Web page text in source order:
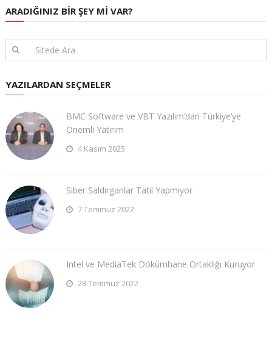
ARADIĞINIZ BIR ŞEY MI VAR?
YAZILARDAN SEÇMELER
BMC Software ve VBT Yazılım’dan Türkiye’ye
Önemli Yatırım
4 Kasım 2025
Siber Saldırganlar Tatil Yapmıyor
7 Temmuz 2022
Intel ve MediaTek Dökümhane Ortaklığı Kuruyor
28 Temmuz 2022